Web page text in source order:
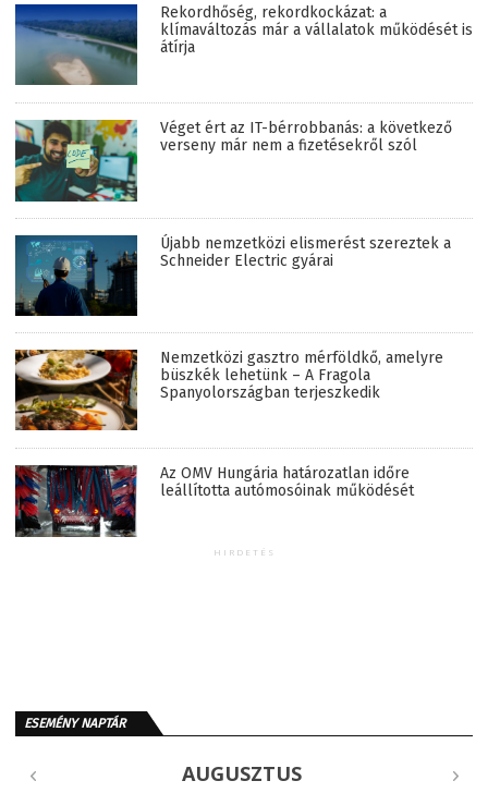
Rekordhőség, rekordkockázat: a
klímaváltozás már a vállalatok működését is
átírja
Véget ért az IT-bérrobbanás: a következő
verseny már nem a fizetésekről szól
Újabb nemzetközi elismerést szereztek a
Schneider Electric gyárai
Nemzetközi gasztro mérföldkő, amelyre
büszkék lehetünk – A Fragola
Spanyolországban terjeszkedik
Az OMV Hungária határozatlan időre
leállította autómosóinak működését
HIRDETÉS
ESEMÉNY NAPTÁR
AUGUSZTUS